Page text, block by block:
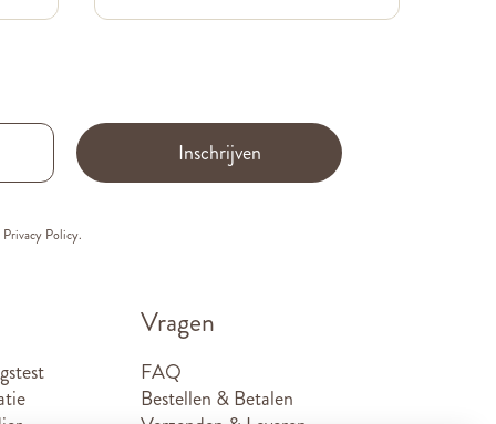
Inschrijven
Privacy Policy.
Vragen
FAQ
Bestellen & Betalen